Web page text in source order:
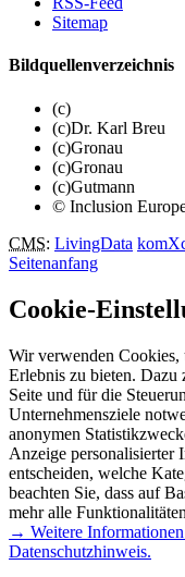
Sitemap
Bildquellenverzeichnis
(c)
(c)Dr. Karl Breu
(c)Gronau
(c)Gronau
(c)Gutmann
© Inclusion
CMS: LivingData
Seitenanfang
Cookie-
Wir verwenden Cookies,
Erlebnis zu bieten. Dazu
Seite und für die
Unternehmensziele
anonymen
Anzeige personalisierter
entscheiden, welche
beachten Sie, dass auf
mehr alle
→ Weitere
Datenschutzhinweis.